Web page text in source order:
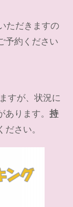
ただきますの
予約ください
すが、状況に
あります。持
ださい。